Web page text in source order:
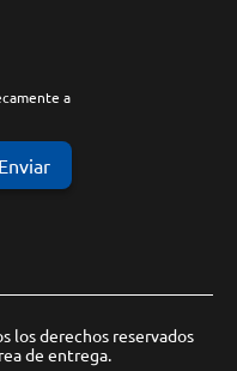
a
Enviar
los derechos reservados
de entrega.